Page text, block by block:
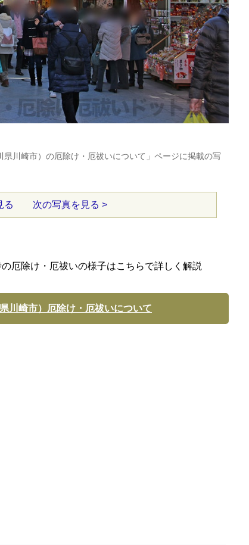
川崎市）の厄除け・厄祓いについて」ページに掲載の写
る 次の写真を見る >
厄除け・厄祓いの様子はこちらで詳しく解説
川崎市）厄除け・厄祓いについて